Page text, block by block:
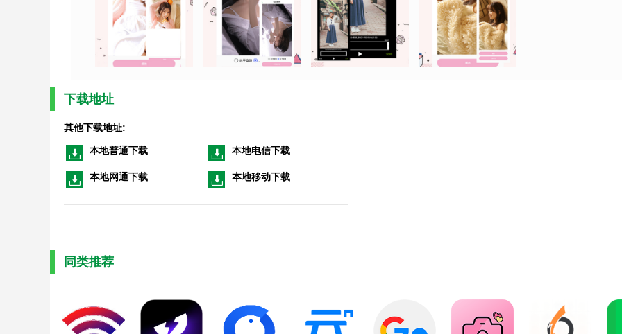
下载地址
其他下载地址:
本地普通下载 本地电信下载
本地网通下载 本地移动下载
同类推荐